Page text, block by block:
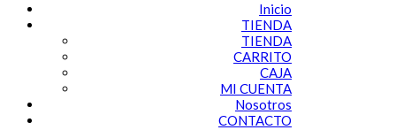
Inicio
TIENDA
TIENDA
CARRITO
CAJA
MI CUENTA
Nosotros
CONTACTO